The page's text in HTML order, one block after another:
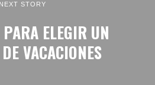
NEXT STORY
PARA ELEGIR UN
VACACIONES